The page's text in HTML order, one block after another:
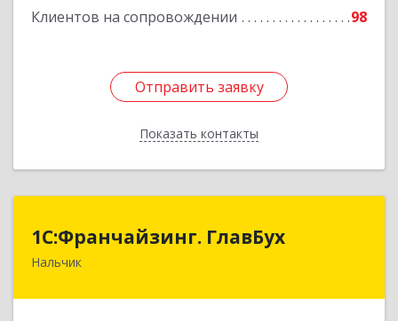
Клиентов на сопровождении 98
Отправить заявку
Показать контакты
Отправить заявку
Назад
1С:Франчайзинг. ГлавБух
Нальчик
1С:Франчайзинг. ГлавБух
360000, Кабардино-Балкарская Респ, Нальчик г,